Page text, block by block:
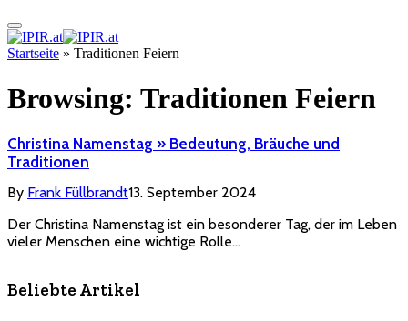
Startseite » Traditionen Feiern
Browsing: Traditionen Feiern
Christina Namenstag » Bedeutung, Bräuche und
Traditionen
By Frank Füllbrandt13. September 2024
Der Christina Namenstag ist ein besonderer Tag, der im Leben
vieler Menschen eine wichtige Rolle…
Beliebte Artikel